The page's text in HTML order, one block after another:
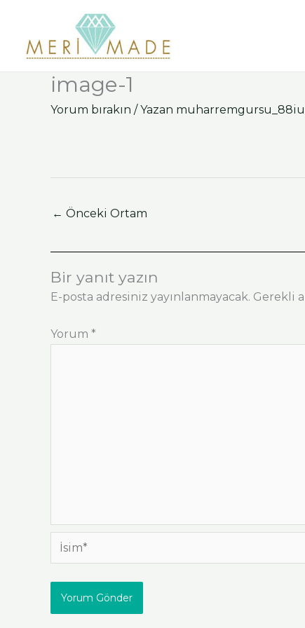
image-1
Yorum bırakın / Yazan
← Önceki Ortam
Bir yanıt yazın
E-posta adresiniz yayınlanmayacak. Gerekli
Yorum *
İsim*